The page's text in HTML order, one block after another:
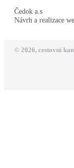
Čedok a.s
Návrh a realizace
© 2026, cestovní